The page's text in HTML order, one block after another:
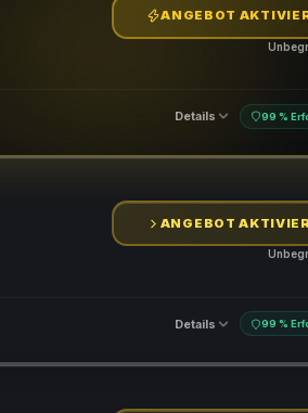
ANGEBOT
Details 99 %
ANGEBOT
Details 99 %